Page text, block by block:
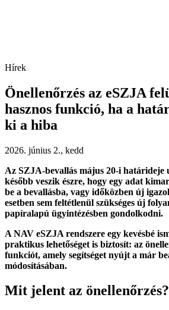
Hírek
Önellenőrzés az eSZJA
hasznos funkció, ha a
ki a hiba
2026. június 2., kedd
Az SZJA-bevallás május 20-i határideje
később veszik észre, hogy egy adat
be a bevallásba, vagy időközben új
esetben sem feltétlenül szükséges új
papíralapú ügyintézésben gondolkodni.
A NAV eSZJA rendszere egy kevésbé
praktikus lehetőséget is biztosít: az
funkciót, amely segítséget nyújt a már
módosításában.
Mit jelent az önellenőrzés?